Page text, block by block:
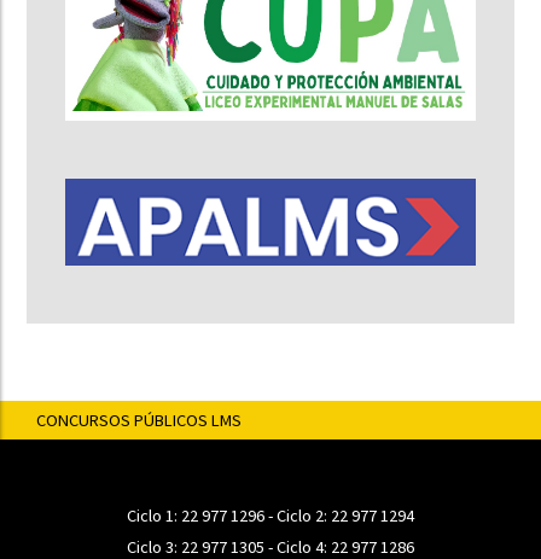
CONCURSOS PÚBLICOS LMS
Ciclo 1: 22 977 1296- Ciclo 2: 22 977 1294
Ciclo 3: 22 977 1305 - Ciclo 4: 22 977 1286